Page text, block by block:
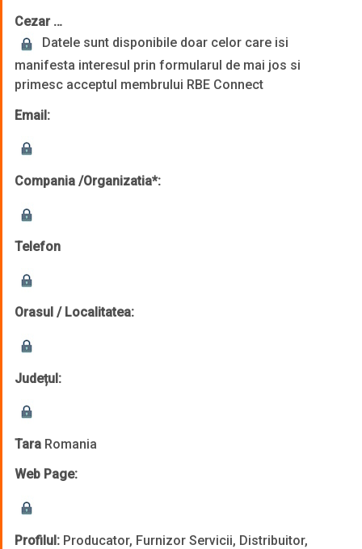
Cezar …
Datele sunt disponibile doar celor care isi
manifesta interesul prin formularul de mai jos si
primesc acceptul membrului RBE Connect
Email:
Compania /Organizatia*:
Telefon
Orasul / Localitatea:
Județul:
Tara Romania
Web Page:
Profilul: Producator, Furnizor Servicii, Distribuitor,